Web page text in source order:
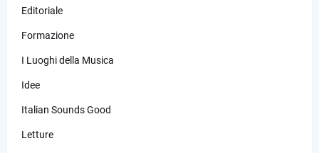
Editoriale
Formazione
I Luoghi della Musica
Idee
Italian Sounds Good
Letture